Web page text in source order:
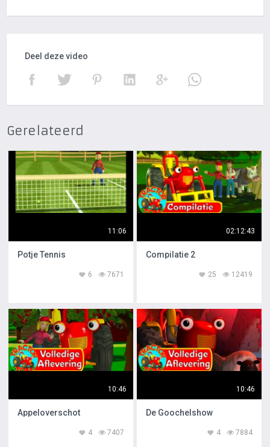
Deel deze video
Gerelateerd
11:06
Potje Tennis
7671
6
02:12:43
Compilatie 2
12419
25
10:46
Appeloverschot
7407
4
10:46
De Goochelshow
7884
4